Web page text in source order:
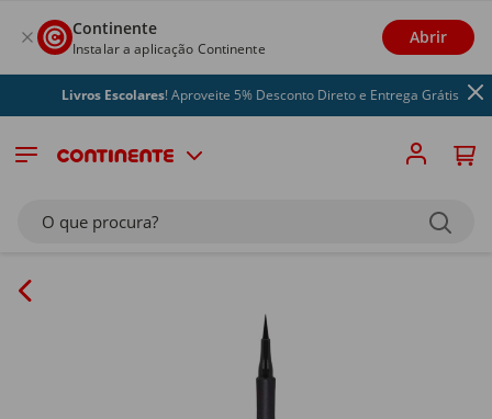
Continente
Instalar a aplicação Continente
Abrir
Livros Escolares! Aproveite 5% Desconto Direto e Entrega Grátis
O que procura?